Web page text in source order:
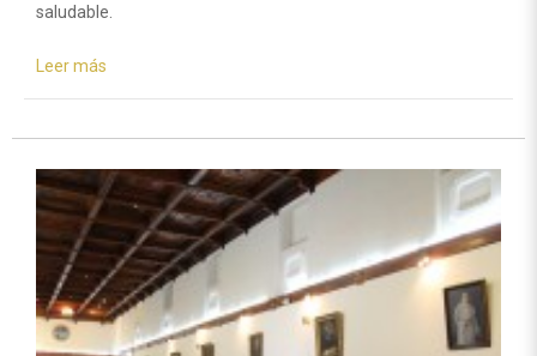
saludable.
Leer más
a
la
Tierra
en
su
día